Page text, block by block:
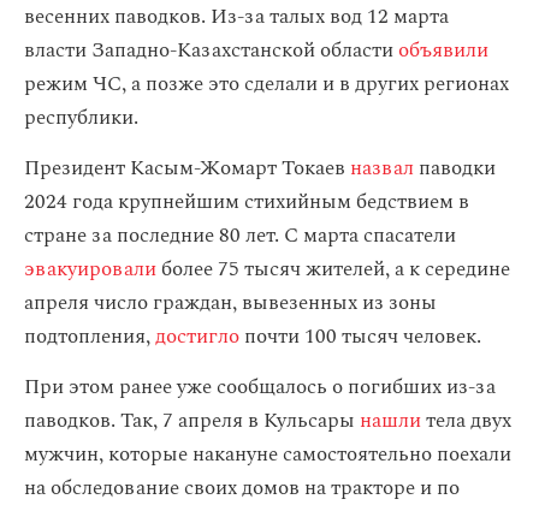
весенних паводков. Из-за талых вод 12 марта
власти Западно-Казахстанской областиобъявили
режим ЧС, а позже это сделали и в других регионах
республики.
Президент Касым-Жомарт Токаев назвал паводки
2024 года крупнейшим стихийным бедствием в
стране за последние 80 лет. С марта спасатели
эвакуировалиболее 75 тысяч жителей, а к середине
апреля число граждан, вывезенных из зоны
подтопления,достиглопочти 100 тысяч человек.
При этом ранее уже сообщалось о погибших из-за
паводков. Так, 7 апреля в Кульсары нашлитела двух
мужчин, которые накануне самостоятельно поехали
на обследование своих домов на тракторе и по